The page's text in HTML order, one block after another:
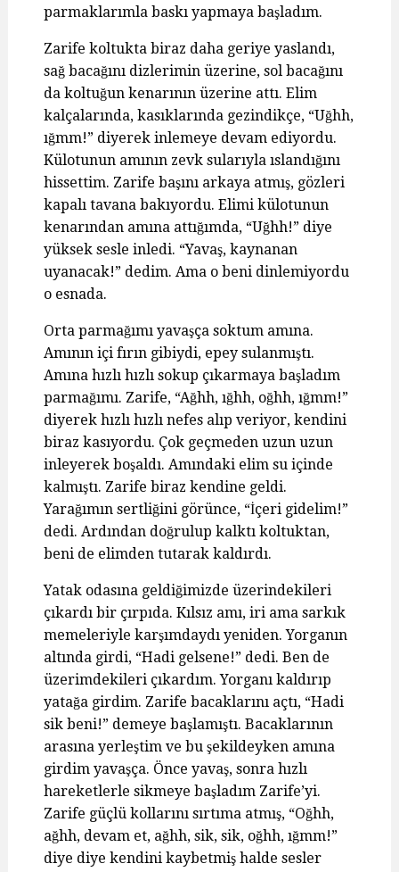
parmaklarımla baskı yapmaya başladım.
Zarife koltukta biraz daha geriye yaslandı,
sağ bacağını dizlerimin üzerine, sol bacağını
da koltuğun kenarının üzerine attı. Elim
kalçalarında, kasıklarında gezindikçe, “Uğhh,
ığmm!” diyerek inlemeye devam ediyordu.
Külotunun amının zevk sularıyla ıslandığını
hissettim. Zarife başını arkaya atmış, gözleri
kapalı tavana bakıyordu. Elimi külotunun
kenarından amına attığımda, “Uğhh!” diye
yüksek sesle inledi. “Yavaş, kaynanan
uyanacak!” dedim. Ama o beni dinlemiyordu
o esnada.
Orta parmağımı yavaşça soktum amına.
Amının içi fırın gibiydi, epey sulanmıştı.
Amına hızlı hızlı sokup çıkarmaya başladım
parmağımı. Zarife, “Ağhh, ığhh, oğhh, ığmm!”
diyerek hızlı hızlı nefes alıp veriyor, kendini
biraz kasıyordu. Çok geçmeden uzun uzun
inleyerek boşaldı. Amındaki elim su içinde
kalmıştı. Zarife biraz kendine geldi.
Yarağımın sertliğini görünce, “İçeri gidelim!”
dedi. Ardından doğrulup kalktı koltuktan,
beni de elimden tutarak kaldırdı.
Yatak odasına geldiğimizde üzerindekileri
çıkardı bir çırpıda. Kılsız amı, iri ama sarkık
memeleriyle karşımdaydı yeniden. Yorganın
altında girdi, “Hadi gelsene!” dedi. Ben de
üzerimdekileri çıkardım. Yorganı kaldırıp
yatağa girdim. Zarife bacaklarını açtı, “Hadi
sik beni!” demeye başlamıştı. Bacaklarının
arasına yerleştim ve bu şekildeyken amına
girdim yavaşça. Önce yavaş, sonra hızlı
hareketlerle sikmeye başladım Zarife’yi.
Zarife güçlü kollarını sırtıma atmış, “Oğhh,
ağhh, devam et, ağhh, sik, sik, oğhh, ığmm!”
diye diye kendini kaybetmiş halde sesler